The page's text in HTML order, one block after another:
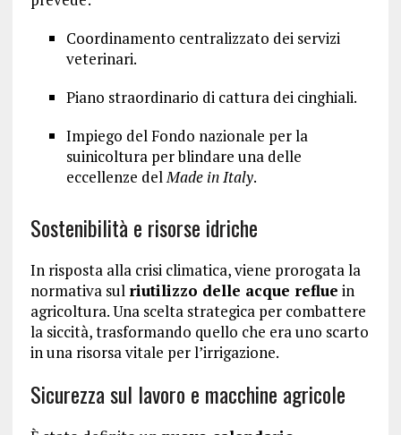
Coordinamento centralizzato dei servizi
veterinari.
Piano straordinario di cattura dei cinghiali.
Impiego del Fondo nazionale per la
suinicoltura per blindare una delle
eccellenze delMade in Italy.
Sostenibilità e risorse idriche
In risposta alla crisi climatica, viene prorogata la
normativa sul riutilizzo delle acque reflue in
agricoltura. Una scelta strategica per combattere
la siccità, trasformando quello che era uno scarto
in una risorsa vitale per l’irrigazione.
Sicurezza sul lavoro e macchine agricole